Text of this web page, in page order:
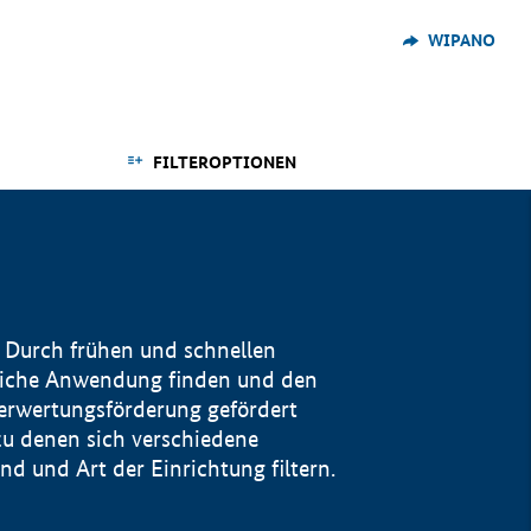
WIPANO
FILTEROPTIONEN
frühen und schnellen
Anwendung finden und den
gefördert
denen sich verschiedene
und Art der Einrichtung filtern.